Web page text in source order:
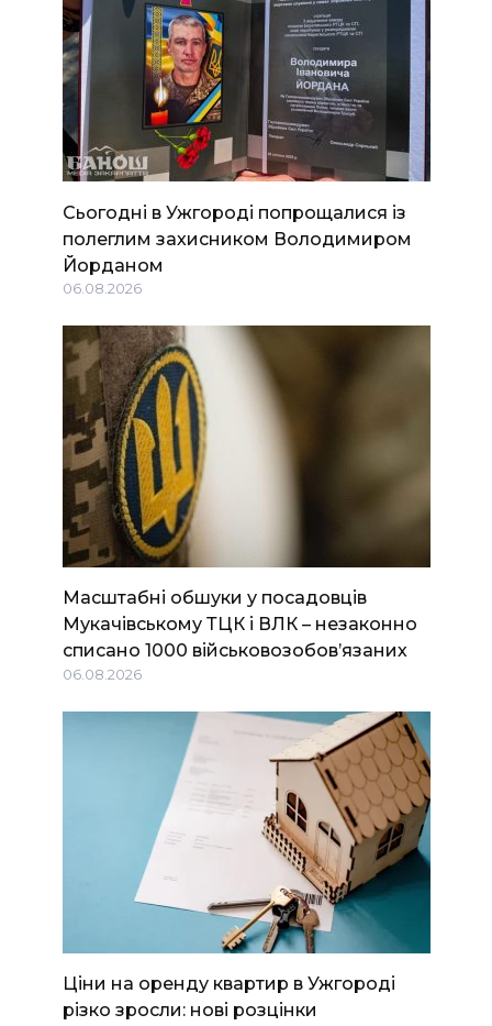
Сьогодні в Ужгороді попрощалися із
полеглим захисником Володимиром
Йорданом
06.08.2026
Масштабні обшуки у посадовців
Мукачівському ТЦК і ВЛК – незаконно
списано 1000 військовозобов’язаних
06.08.2026
Ціни на оренду квартир в Ужгороді
різко зросли: нові розцінки